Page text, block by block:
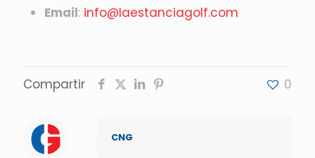
Email: info@laestanciagolf.com
Compartir 0
CNG